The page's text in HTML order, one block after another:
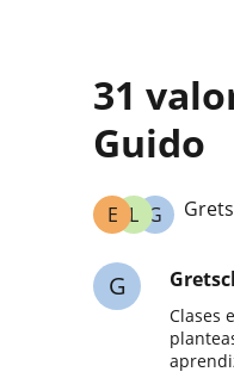
31
Guido
G
L
E
G
Clases